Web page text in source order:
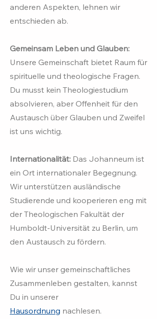
anderen Aspekten, lehnen wir
entschieden ab.
Gemeinsam Leben und Glauben:
Unsere Gemeinschaft bietet Raum für
spirituelle und theologische Fragen.
Du musst kein Theologiestudium
absolvieren, aber Offenheit für den
Austausch über Glauben und Zweifel
ist uns wichtig.
Internationalität: Das Johanneum ist
ein Ort internationaler Begegnung.
Wir unterstützen ausländische
Studierende und kooperieren eng mit
der Theologischen Fakultät der
Humboldt-Universität zu Berlin, um
den Austausch zu fördern.
Wie wir unser gemeinschaftliches
Zusammenleben gestalten, kannst
Du in unserer
Hausordnung nachlesen.​